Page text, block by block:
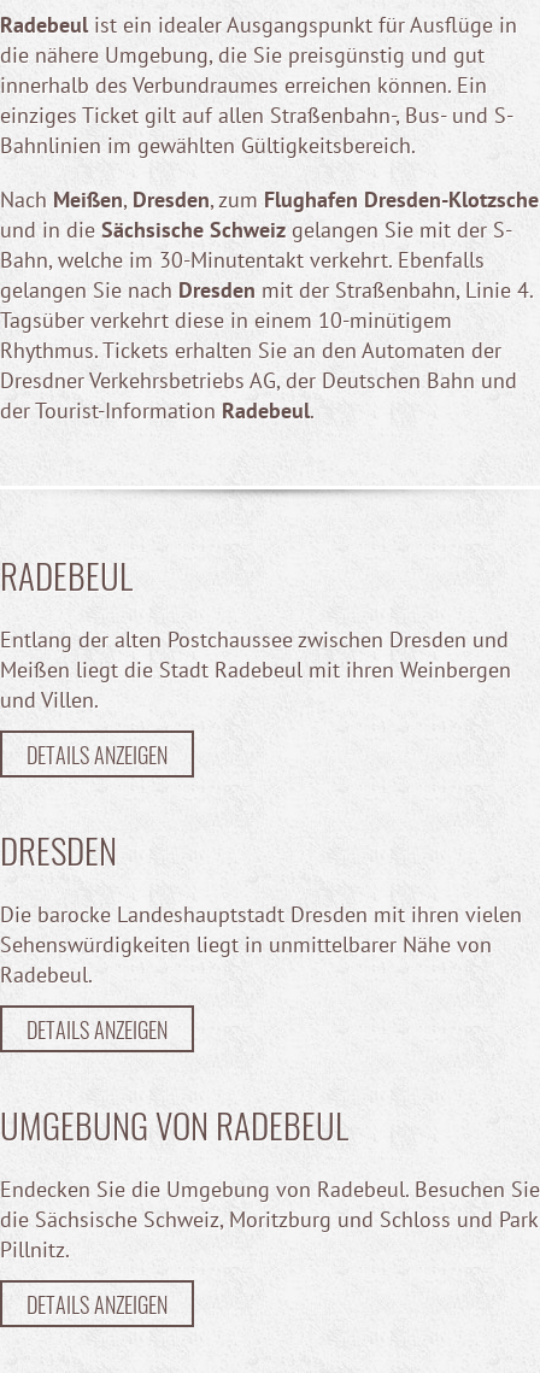
Radebeulist ein idealer Ausgangspunkt für Ausflüge in
die nähere Umgebung, die Sie preisgünstig und gut
innerhalb des Verbundraumes erreichen können. Ein
einziges Ticket gilt auf allen Straßenbahn-, Bus- und S-
Bahnlinien im gewählten Gültigkeitsbereich.
Nach Meißen, Dresden, zum Flughafen Dresden-Klotzsche
und in die Sächsische Schweiz gelangen Sie mit der S-
Bahn, welche im 30-Minutentakt verkehrt. Ebenfalls
gelangen Sie nach Dresden mit der Straßenbahn, Linie 4.
Tagsüber verkehrt diese in einem 10-minütigem
Rhythmus. Tickets erhalten Sie an den Automaten der
Dresdner Verkehrsbetriebs AG, der Deutschen Bahn und
der Tourist-Information Radebeul.
RADEBEUL
Entlang der alten Postchaussee zwischen Dresden und
Meißen liegt die Stadt Radebeul mit ihren Weinbergen
und Villen.
DETAILS ANZEIGEN
DRESDEN
Die barocke Landeshauptstadt Dresden mit ihren vielen
Sehenswürdigkeiten liegt in unmittelbarer Nähe von
Radebeul.
DETAILS ANZEIGEN
UMGEBUNG VON RADEBEUL
Endecken Sie die Umgebung von Radebeul. Besuchen Sie
die Sächsische Schweiz, Moritzburg und Schloss und Park
Pillnitz.
DETAILS ANZEIGEN